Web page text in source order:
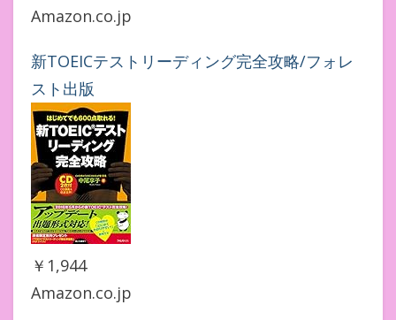
Amazon.co.jp
新TOEICテストリーディング完全攻略/フォレ
スト出版
￥1,944
Amazon.co.jp